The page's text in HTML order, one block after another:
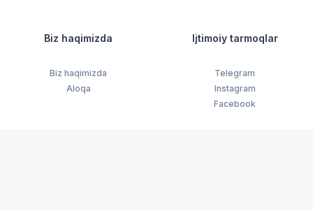
Biz haqimizda
Biz haqimizda
Aloqa
Ijtimoiy tarmoqlar
Telegram
Instagram
Facebook